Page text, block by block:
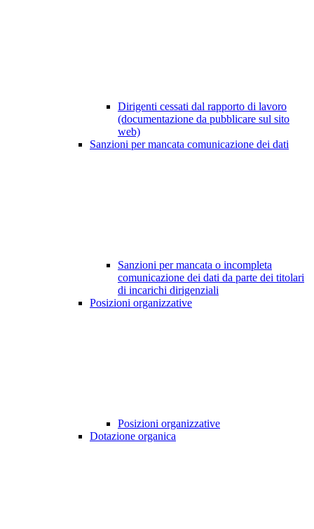
Dirigenti cessati dal rapporto di lavoro
(documentazione da pubblicare sul sito
web)
Sanzioni per mancata comunicazione dei dati
Sanzioni per mancata o incompleta
comunicazione dei dati da parte dei titolari
di incarichi dirigenziali
Posizioni organizzative
Posizioni organizzative
Dotazione organica